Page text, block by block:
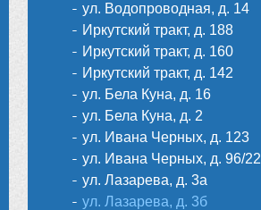
ул. Водопроводная, д. 14
Иркутский тракт, д. 188
Иркутский тракт, д. 160
Иркутский тракт, д. 142
ул. Бела Куна, д. 16
ул. Бела Куна, д. 2
ул. Ивана Черных, д. 123
ул. Ивана Черных, д. 96/22
ул. Лазарева, д. 3а
ул. Лазарева, д. 3б